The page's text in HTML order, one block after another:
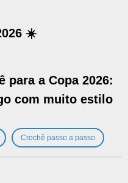
☀️
para a Copa 2026:
com muito estilo
Crochê passo a passo